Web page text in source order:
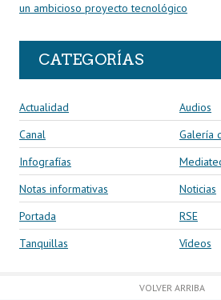
un ambicioso proyecto tecnológico
CATEGORÍAS
Actualidad
Audios
Canal
Galería
Infografías
Notas informativas
Noticias
Portada
RSE
Tanquillas
Vídeos
VOLVER ARRIBA